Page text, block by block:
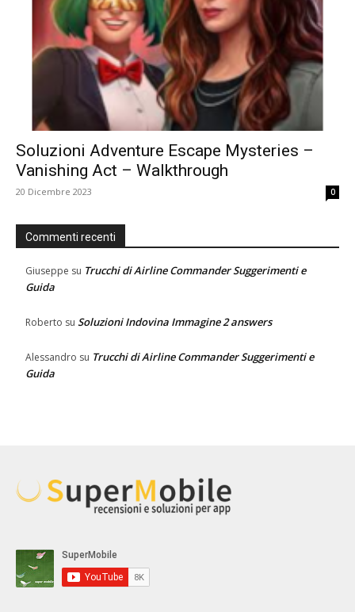
Soluzioni Adventure Escape Mysteries –
Vanishing Act – Walkthrough
20 Dicembre 2023 0
Commenti recenti
Giuseppe su Trucchi di Airline Commander Suggerimenti e
Guida
Roberto su Soluzioni Indovina Immagine 2 answers
Alessandro su Trucchi di Airline Commander Suggerimenti e
Guida